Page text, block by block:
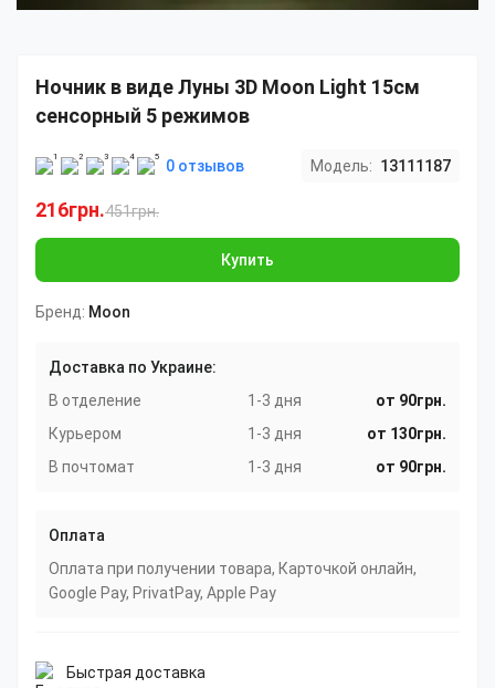
Ночник в виде Луны 3D Moon Light 15см
сенсорный 5 режимов
0 отзывов Модель: 13111187
216грн.451грн.
Купить
Бренд: Moon
Доставка по Украине:
В отделение
1-3 дня
от 90грн.
Курьером
1-3 дня
от 130грн.
В почтомат
1-3 дня от 90грн.
Оплата
Оплата при получении товара, Карточкой онлайн,
Google Pay, PrivatPay, Apple Pay
Быстрая доставка